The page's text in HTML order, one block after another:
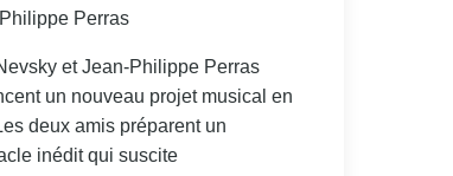
Perras
et Jean-Philippe Perras
un nouveau projet musical en
deux amis préparent un
inédit qui suscite